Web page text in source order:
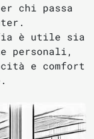
chi passa
è utile sia
personali,
e comfort